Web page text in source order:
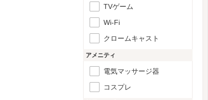
TVゲーム
Wi-Fi
クロームキャスト
アメニティ
電気マッサージ器
コスプレ